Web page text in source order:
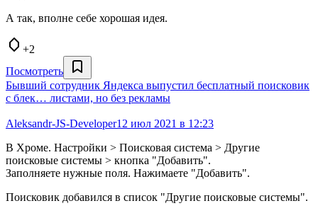
А так, вполне себе хорошая идея.
+2
Посмотреть
Бывший сотрудник Яндекса выпустил бесплатный поисковик
с блек… листами, но без рекламы
Aleksandr-JS-Developer12 июл 2021 в 12:23
В Хроме. Настройки > Поисковая система > Другие
поисковые системы > кнопка "Добавить".
Заполняете нужные поля. Нажимаете "Добавить".
Поисковик добавился в список "Другие поисковые системы".